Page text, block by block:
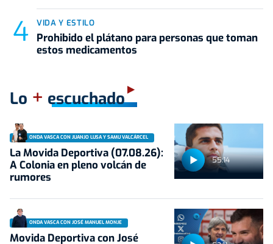
VIDA Y ESTILO
Prohibido el plátano para personas que toman
estos medicamentos
Lo + escuchado
55:14
ONDA VASCA CON JUANJO LUSA Y SAMU VALCÁRCEL
La Movida Deportiva (07.08.26):
A Colonia en pleno volcán de
rumores
ONDA VASCA CON JOSÉ MANUEL MONJE
Movida Deportiva con José